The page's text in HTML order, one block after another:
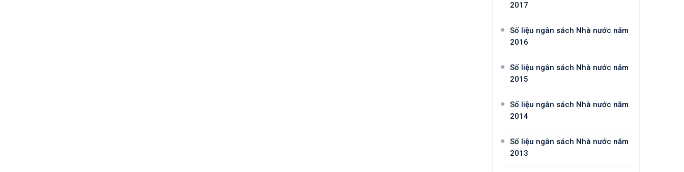
2017
Số liệu ngân sách Nhà nước năm
2016
Số liệu ngân sách Nhà nước năm
2015
Số liệu ngân sách Nhà nước năm
2014
Số liệu ngân sách Nhà nước năm
2013